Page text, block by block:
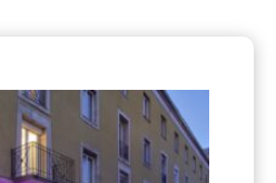
7250
+36 1 222 9150
Örs vezér tere 2.